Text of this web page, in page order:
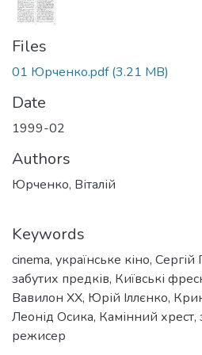
Files
01 Юрченко.pdf(3.21 MB)
Date
1999-02
Authors
Юрченко, Віталій
Keywords
cinema, українське кіно,
забутих предків, Київські
Вавилон ХХ, Юрій Іллєнко,
Леонід Осика, Камінний хрест,
режисер